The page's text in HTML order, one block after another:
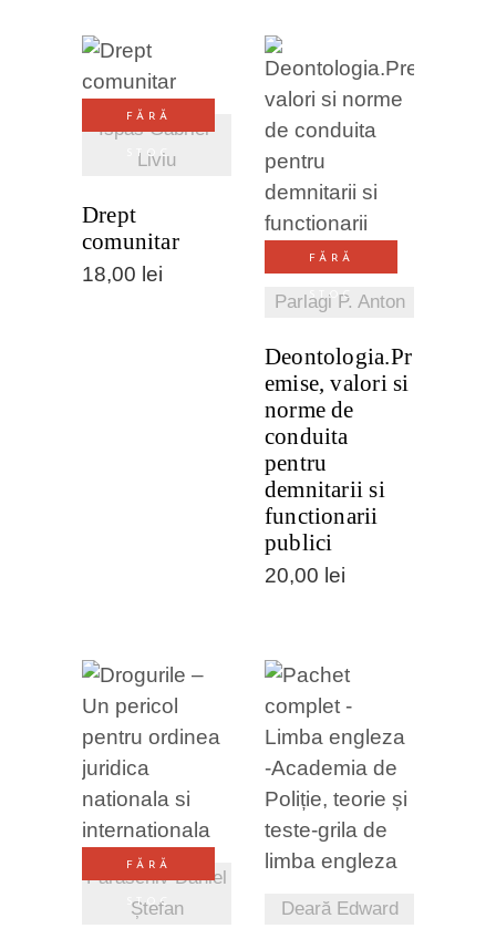
FĂRĂ
STOC
Ispas Gabriel-
Liviu
VEZI
DETALII
Drept
comunitar
18,00 lei
FĂRĂ
STOC
Parlagi P. Anton
VEZI
DETALII
Deontologia.Pr
emise, valori si
norme de
conduita
pentru
demnitarii si
functionarii
publici
20,00 lei
FĂRĂ
STOC
Paraschiv Daniel
Ștefan
VEZI
DETALII
Deară Edward
VEZI
DETALII